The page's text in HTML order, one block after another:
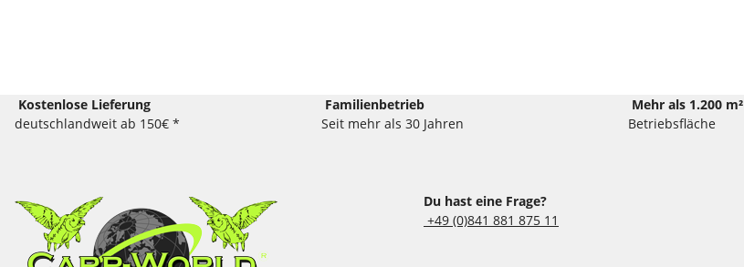
Kostenlose Lieferung
deutschlandweit ab 150€ *
Familienbetrieb
Seit mehr als 30 Jahren
Mehr als 1.200 m²
Betriebsfläche
Du hast eine Frage?
+49 (0)841 881 875 11